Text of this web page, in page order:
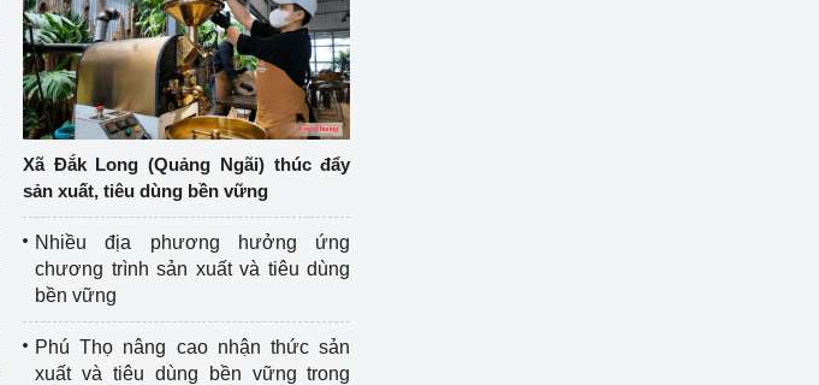
Xã Đắk Long (Quảng Ngãi) thúc đẩy
sản xuất, tiêu dùng bền vững
Nhiều địa phương hưởng ứng
chương trình sản xuất và tiêu dùng
bền vững
Phú Thọ nâng cao nhận thức sản
xuất và tiêu dùng bền vững trong